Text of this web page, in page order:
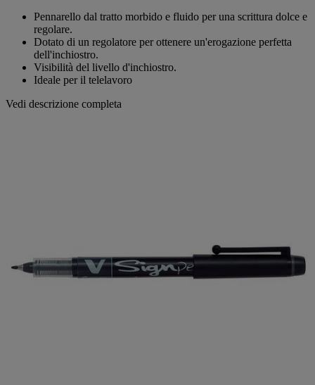
valutazione
medio.
Read
Stesso
Pennarello dal tratto morbido e fluido per una scrittura dolce e
regolare.
Dotato di un regolatore per ottenere un'erogazione perfetta
dell'inchiostro.
Visibilità del livello d'inchiostro.
Ideale per il telelavoro
Vedi descrizione completa